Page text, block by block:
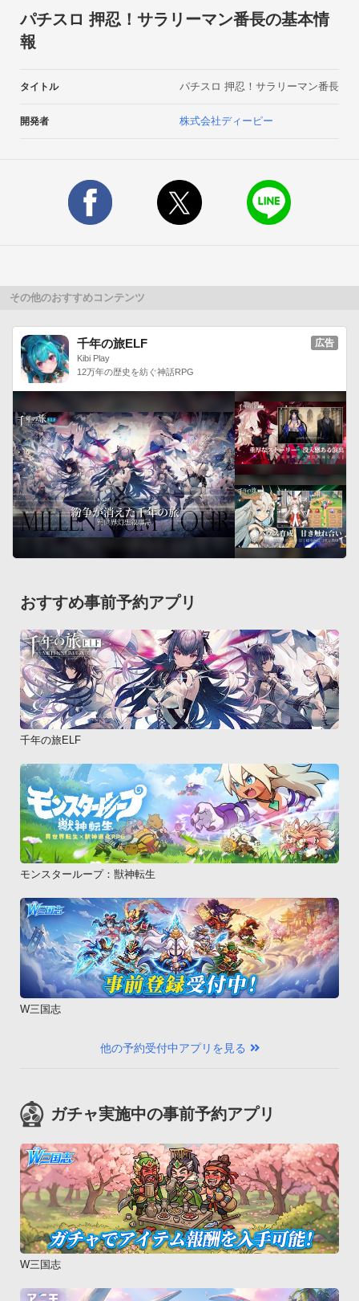
覧】より、お使いの機種が対応機種一覧に含まれているかご確
認ください。
http://www.dp-corp.co.jp/service_support/spsbancho.html■ご購
と購入の取り消しが可能です（Google Playが提供している
し、お客様の通信環境によりアプリのダウンロードに2時間以
アプリのキャンセル（ダウンロード完了後2時間以内）には
Google Playが定める所定の手続きが必要となりますので、事
前に必ず下記URLにて内容をご確認ください。
c【動作環境】
【会社概要】
モバイルサイト「大都吉宗CITY」やダウンロード無料のパチス
ロアプリ「DonDel」を運営し、『秘宝伝 ～太陽を求める者達
～』『クレアの秘宝伝』『押忍！番長２』『吉宗（2013）』
『ンゴロポポス ～ピンチ！捕われの爺～』『忍魂』『SHAKE
II』『押忍！操』『ギラギラ爺サマー』『パチスロ 押忍！サラ
リーマン番長 絶頂Lite ver.』等の配信実績のある株式会社ディ
ーピーが、『押忍！サラリーマン番長』のシミュレーターアプ
リの配信を開始致しました。【ご注意】
■本アプリは一部個別課金対応となっており、購入する事によ
り下記機能が追加されます。
・BB/ATパック（鏡BB/ATと雫BB/ATが選択可能）
・エクストラ機能（高速オート/セーブ機能 等の機能）
※セーブ機能について、一度セーブしたデータは削除及び上
書きしない限り何度でもロードできます。■演出を読み込む
際、ウェイトが入る場合があります。
また、アプリ内で表示される数値はあくまでシミュレート値で
あり、実際のスロット機とは異なる場合があります。予めご了
承ください。■本アプリは、内部ストレージ（スマートフォン
上の空き容量が必要です。
※機種によっては、内部ストレージに1.5GB以上の空き容量が
必要となる場合があります■アプリ購入完了後に約1.5GBのデー
タダウンロードが発生します。ダウンロードには数十分～数時
間程度を要します（通信環境により大きく異なります）。
なお、3G回線およびLTE回線は、通信制限によりダウンロード
用を強く推奨します。■海外におられる状態で「自動更新を許
可する」にチェックを入れている場合、バージョンアップ等に
より意図せず高額の通信料が発生する恐れがあります。
海外に出掛けられる際は、Playストアにて「自動更新を許可す
る」のチェックを外されることを推奨します。【よくあるご質
問】
また、お問い合わせの際は、必ず【アプリ名】【お使いの機種
A.ストレージの空き容量不足、またはサーバ混雑の可能性がご
た後、時間を置いて再度お試しください。
症状が改善されない場合は、お手数ですがGoogle Playの「ヘ
ルプ（「Playストア」アプリ起動中にメニューキーで表示）」
へ、エラーコードを明記の上お問い合わせください。Q.ダウン
ロードが「待機中」の状態から進まない
A.ダウンロード時に表示される「Wi-Fi使用時にのみダウンロー
ド」にチェックを入れた状態で、Wi-Fi以外の通信を行った場合
に発生します。
パチスロ 押忍！サラリーマン番長の基本情
報
タイトル パチスロ 押忍！サラリーマン番長
開発者 株式会社ディーピー
その他のおすすめコンテンツ
千年の旅ELF
Kibi Play
12万年の歴史を紡ぐ神話RPG
広告
おすすめ事前予約アプリ
千年の旅ELF
モンスターループ：獣神転生
W三国志
他の予約受付中アプリを見る
ガチャ実施中の事前予約アプリ
W三国志